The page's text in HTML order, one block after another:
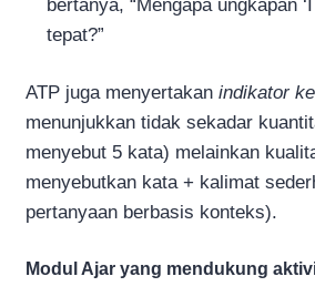
bertanya, “Mengapa ungkapan
tepat?”
ATP juga menyertakan indikator
menunjukkan tidak sekadar
menyebut 5 kata) melainkan
menyebutkan kata + kalimat
pertanyaan berbasis konteks).
Modul Ajar yang mendukung